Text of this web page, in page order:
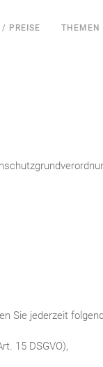
PREISE THEMEN
Sie jederzeit
15 DSGVO),